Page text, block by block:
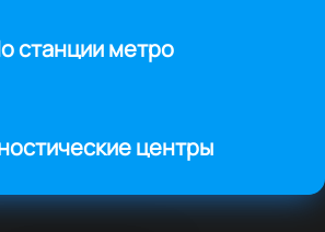
станции метро
центры